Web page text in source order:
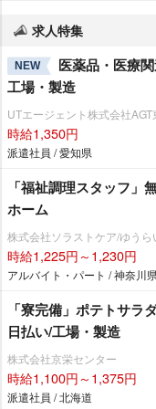
求人特集
NEW
医薬品・医療
工場・製造
UTエージェント株式会社
時給1,350円
派遣社員 / 愛知県
「福祉調理スタッフ」
ホーム
株式会社ソラストケア/ゆうら
時給1,225円～1,230円
アルバイト・パート / 神奈川県
「寮完備」ポテトサラ
日払い/工場・製造
株式会社京栄センター
時給1,100円～1,375円
派遣社員 / 北海道